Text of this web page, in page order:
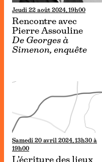
Jeudi 22 août 2024, 19h00
Rencontre avec
Pierre Assouline
De Georges à
Simenon, enquête
Samedi 20 avril 2024, 13h30 à
19h00